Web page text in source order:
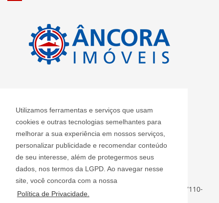
Utilizamos ferramentas e serviços que usam
cookies e outras tecnologias semelhantes para
melhorar a sua experiência em nossos serviços,
personalizar publicidade e recomendar conteúdo
de seu interesse, além de protegermos seus
dados, nos termos da LGPD. Ao navegar nesse
site, você concorda com a nossa
Política de Privacidade.
Informações de Contato
Âncora Imóveis S/S LTDA - J 2420
ancoraimoveis@uol.com.br
(11) 2408-3955
Rua Luiz Faccini, 142 - Centro - Guarulhos - SP - CEP: 07110-
000